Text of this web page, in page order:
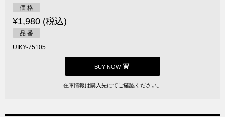
価 格
¥1,980 (税込)
品 番
UIKY-75105
BUY NOW
在庫情報は購入先にてご確認ください。